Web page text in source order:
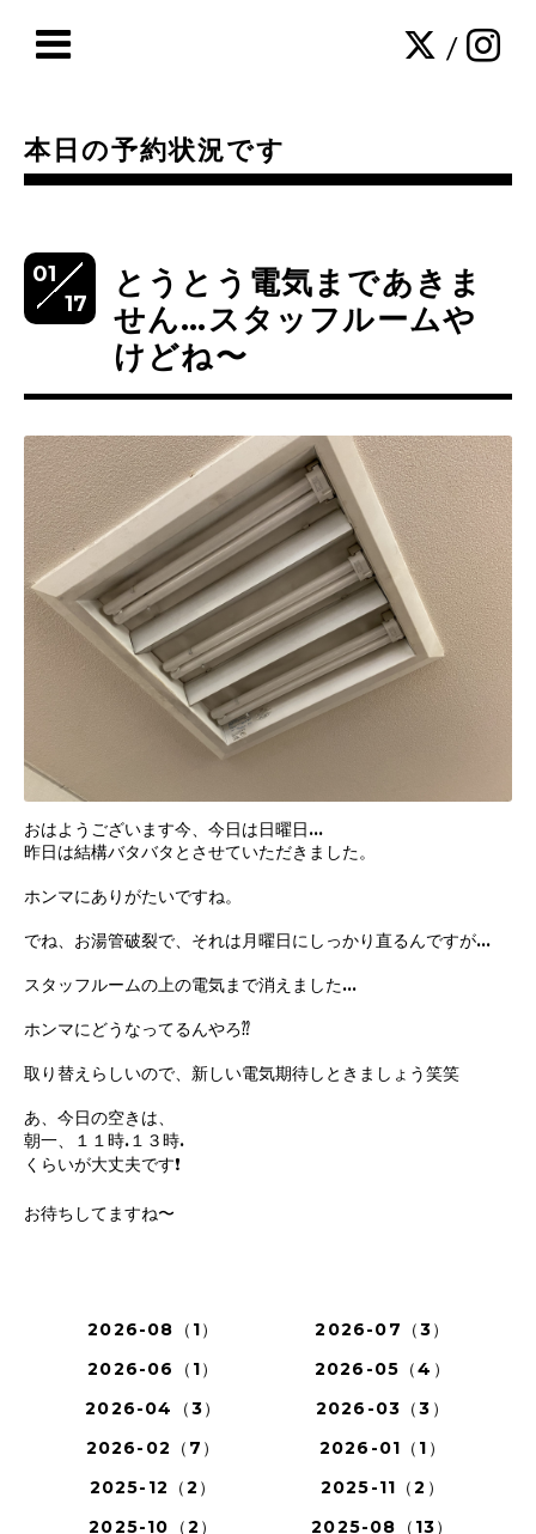
/
本日の予約状況です
01
17
とうとう電気まであきま
せん…スタッフルームや
けどね〜
おはようございます今、今日は日曜日…
昨日は結構バタバタとさせていただきました。
ホンマにありがたいですね。
でね、お湯管破裂で、それは月曜日にしっかり直るんですが…
スタッフルームの上の電気まで消えました…
ホンマにどうなってるんやろ⁇
取り替えらしいので、新しい電気期待しときましょう笑笑
あ、今日の空きは、
朝一、１１時.１３時.
くらいが大丈夫です❗️
お待ちしてますね〜
2026-08（1）
2026-07（3）
2026-06（1）
2026-05（4）
2026-04（3）
2026-03（3）
2026-02（7）
2026-01（1）
2025-12（2）
2025-11（2）
2025-10（2）
2025-08（13）